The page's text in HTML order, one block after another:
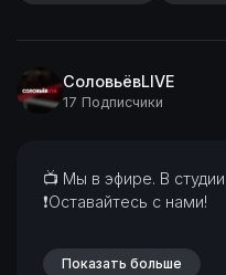
СоловьёвLIVE
17 Подписчики
⁣📺 Мы в эфире. В
❗Оставайтесь с нами!
Показать больше